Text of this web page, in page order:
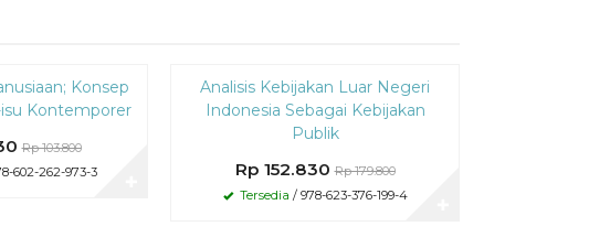
Konsep
Kontemporer
Rp 103.800
602-262-973-3
Diskon
15%Analisis Kebijakan Luar Negeri
Indonesia Sebagai Kebijakan
Publik
Rp 152.830 Rp 179.800
Tersedia / 978-623-376-199-4